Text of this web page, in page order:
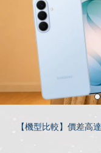
【機型比較】價差